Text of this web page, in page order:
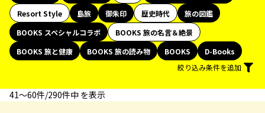
Resort Style
島旅 御朱印 歴史時代
旅の図鑑
BOOKS スペシャルコラボ
BOOKS 旅の名言＆絶景
BOOKS 旅と健康
BOOKS 旅の読み物 BOOKS
D-Books
絞り込み条件を追加
41〜60件/290件中 を表示